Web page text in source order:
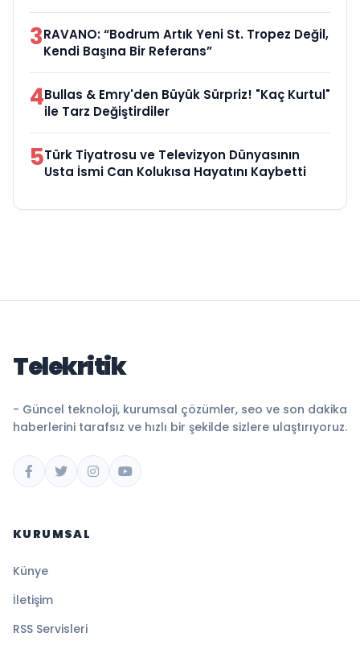
3RAVANO: “Bodrum Artık Yeni St. Tropez Değil,
Kendi Başına Bir Referans”
4Bullas & Emry'den Büyük Sürpriz! "Kaç Kurtul"
ile Tarz Değiştirdiler
5Türk Tiyatrosu ve Televizyon Dünyasının
Usta İsmi Can Kolukısa Hayatını Kaybetti
Telekritik
- Güncel teknoloji, kurumsal çözümler, seo ve son dakika
haberlerini tarafsız ve hızlı bir şekilde sizlere ulaştırıyoruz.
KURUMSAL
Künye
İletişim
RSS Servisleri